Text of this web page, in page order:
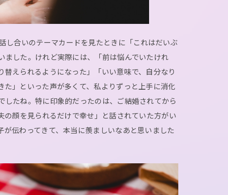
し合いのテーマカードを見たときに「これはだいぶ
ました。けれど実際には、「前は悩んでいたけれ
替えられるようになった」「いい意味で、自分なり
た」といった声が多くて、私よりずっと上手に消化
したね。特に印象的だったのは、ご結婚されてから
の顔を見られるだけで幸せ」と話されていた方がい
伝わってきて、本当に羨ましいなあと思いました